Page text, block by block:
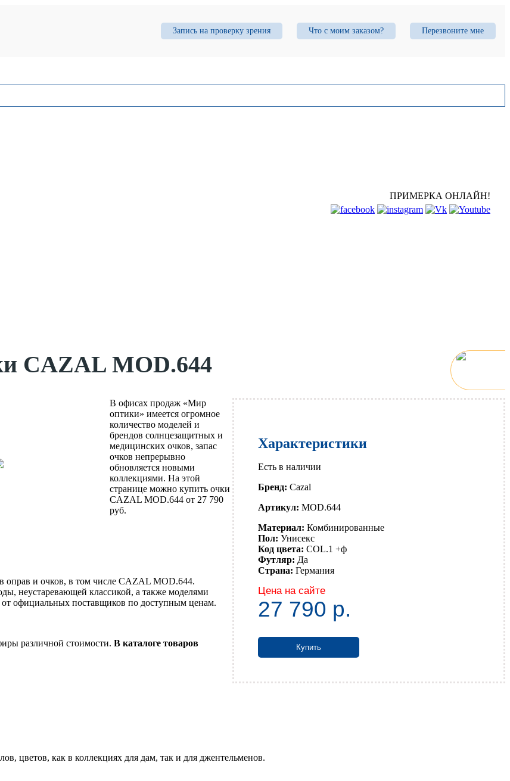
Запись на проверку зрения Что с моим заказом? Перезвоните мне
ПРИМЕРКА ОНЛАЙН!
CAZAL MOD.644
Характеристики
Есть в наличии
Бренд: Cazal
Артикул: MOD.644
Материал: Комбинированные
Пол: Унисекс
Код цвета: COL.1 +ф
Футляр: Да
Страна: Германия
Цена на сайте
27 790 р.
Купить
В офисах продаж «Мир
оптики» имеется огромное
количество моделей и
брендов солнцезащитных и
медицинских очков, запас
очков непрерывно
обновляется новыми
коллекциями. На этой
странице можно купить очки
CAZAL MOD.644 от 27 790
руб.
оправ и очков, в том числе CAZAL MOD.644.
неустаревающей классикой, а также моделями
официальных поставщиков по доступным ценам.
различной стоимости. В каталоге товаров
цветов, как в коллекциях для дам, так и для джентельменов.